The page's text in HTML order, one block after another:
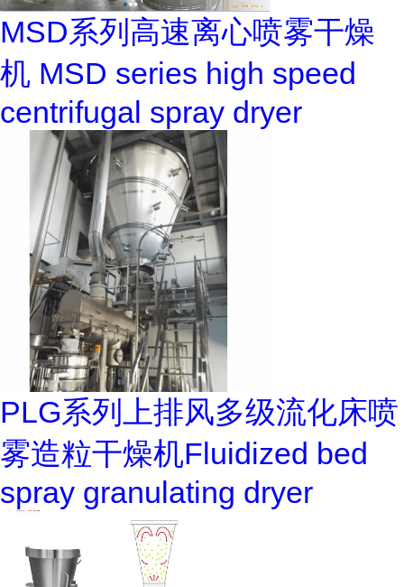
MSD系列高速离心喷雾干燥
机 MSD series high speed
centrifugal spray dryer
PLG系列上排风多级流化床喷
雾造粒干燥机Fluidized bed
spray granulating dryer